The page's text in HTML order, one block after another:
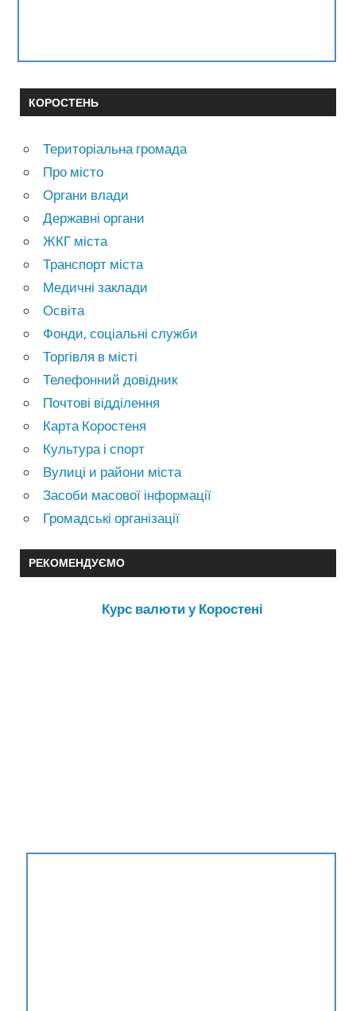
КОРОСТЕНЬ
Територіальна громада
Про місто
Органи влади
Державні органи
ЖКГ міста
Транспорт міста
Медичні заклади
Освіта
Фонди, соціальні служби
Торгівля в місті
Телефонний довідник
Почтові відділення
Карта Коростеня
Культура і спорт
Вулиці и райони міста
Засоби масової інформації
Громадські організації
РЕКОМЕНДУЄМО
Курс валюти у Коростені